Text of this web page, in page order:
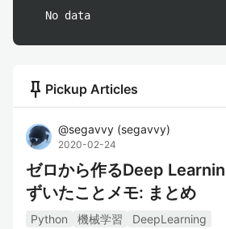
No data
push_pin Pickup Articles
@segavvy (segavvy)
2020-02-24
ゼロから作るDeep
ずいたことメモ: まとめ
Python 機械学習
DeepLearning